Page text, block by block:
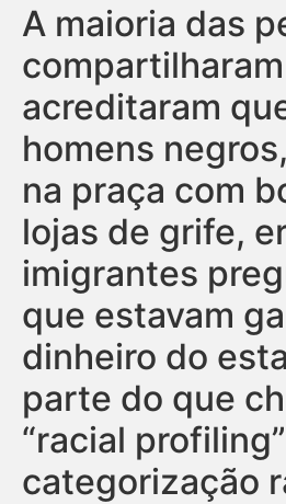
A maioria das
acreditaram
homens
na praça com
lojas de grife,
imigrantes
que estavam
dinheiro do
parte do que
“racial
categorização